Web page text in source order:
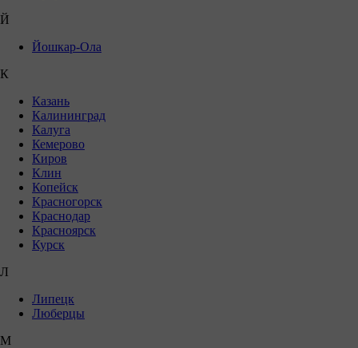
Й
Йошкар-Ола
К
Казань
Калининград
Калуга
Кемерово
Киров
Клин
Копейск
Красногорск
Краснодар
Красноярск
Курск
Л
Липецк
Люберцы
М